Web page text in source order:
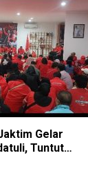
Gelar
Tuntut
Intelektual